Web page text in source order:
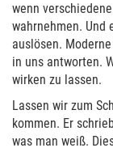
wenn
wahrnehmen. Und
auslösen.
in uns antworten.
wirken zu lassen.
Lassen wir zum
kommen. Er
was man weiß.